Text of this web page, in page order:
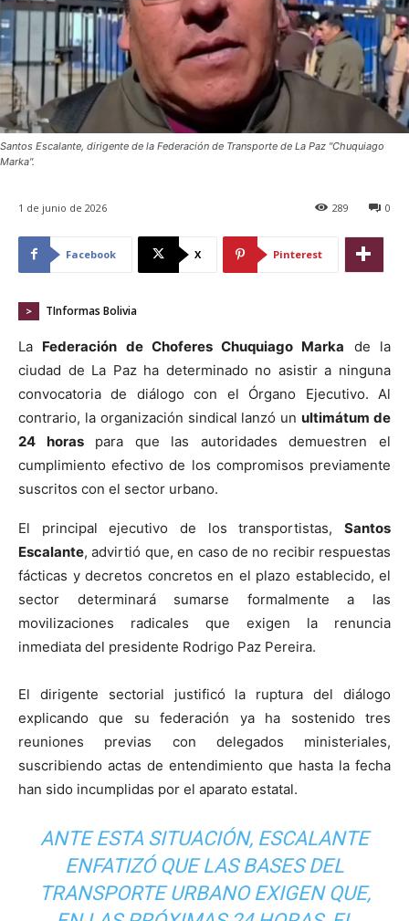
Santos Escalante, dirigente de la Federación de Transporte de La Paz "Chuquiago
Marka".
1 de junio de 2026 0
289
Facebook X Pinterest
> TInformas Bolivia
La Federación de Choferes Chuquiago Marka de la
ciudad de La Paz ha determinado no asistir a ninguna
convocatoria de diálogo con el Órgano Ejecutivo. Al
contrario, la organización sindical lanzó unultimátum de
24 horaspara que las autoridades demuestren el
cumplimiento efectivo de los compromisos previamente
suscritos con el sector urbano.
El principal ejecutivo de los transportistas, Santos
Escalante, advirtió que, en caso de no recibir respuestas
fácticas y decretos concretos en el plazo establecido, el
sector determinará sumarse formalmente a las
movilizaciones radicales que exigen la renuncia
inmediata del presidente Rodrigo Paz Pereira.
El dirigente sectorial justificó la ruptura del diálogo
explicando que su federación ya ha sostenido tres
reuniones previas con delegados ministeriales,
suscribiendo actas de entendimiento que hasta la fecha
han sido incumplidas por el aparato estatal.
ANTE ESTA SITUACIÓN, ESCALANTE
ENFATIZÓ QUE LAS BASES DEL
TRANSPORTE URBANO EXIGEN QUE,